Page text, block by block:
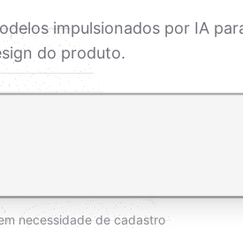
impulsionados por IA
do produto.
linha
necessidade de cadastro